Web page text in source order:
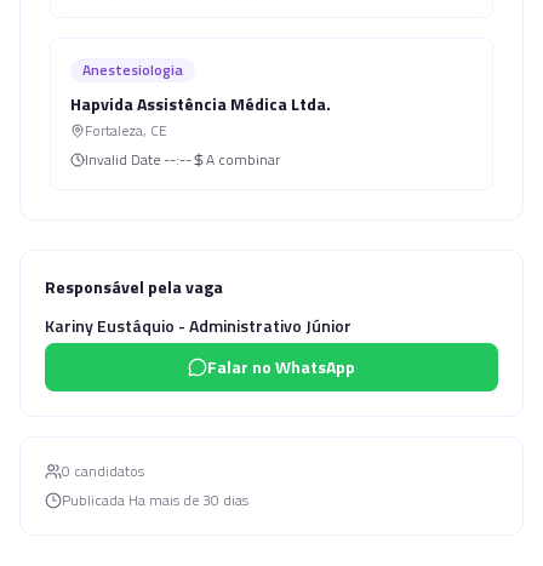
Anestesiologia
Hapvida Assistência Médica Ltda.
Fortaleza, CE
Invalid Date --:-- A combinar
Responsável pela vaga
Kariny Eustáquio - Administrativo Júnior
Falar no WhatsApp
0 candidatos
Publicada Ha mais de 30 dias